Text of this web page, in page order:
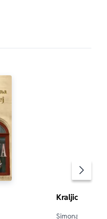
Kraljica noći
Simona Arnstet